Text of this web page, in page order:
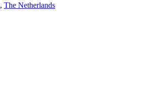
, The Netherlands